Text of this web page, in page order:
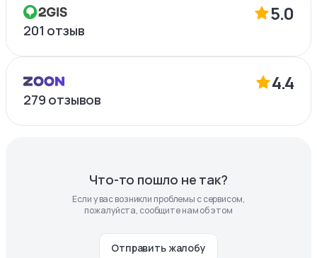
5.0
201 отзыв
4.4
279 отзывов
Что-то пошло не так?
Если у вас возникли проблемы с сервисом,
пожалуйста, сообщите нам об этом
Отправить жалобу